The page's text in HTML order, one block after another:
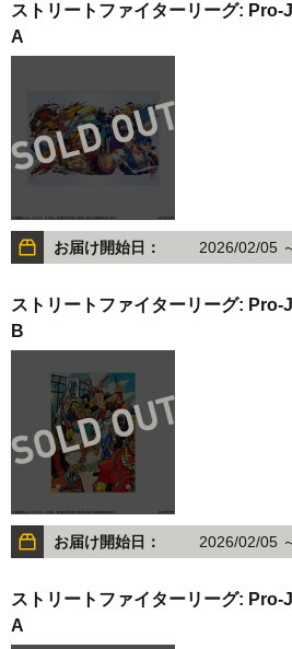
ストリートファイターリーグ: Pro-
A
お届け開始日： 2026/02/05
ストリートファイターリーグ: Pro-
B
お届け開始日： 2026/02/05
ストリートファイターリーグ: Pro-
A